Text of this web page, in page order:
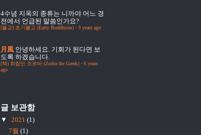
4수념 지옥의 종류는 니까야 어느 경
전에서 언급된 말씀인가요?
[불교] 초기불교 (Early Buddhism) · 3 years ago
月風 안녕하세요. 기회가 된다면 보
도록 하겠습니다.
[책] 희랍인 조르바 (Zorba the Greek) · 6 years
ago
글 보관함
▼ 2021 (1)
7월 (1)